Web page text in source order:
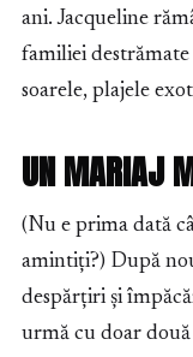
ani. Jacqueline
familiei
soarele, plajele
UN MARIAJ
(Nu e prima dată
amintiți?) După
despărțiri și
urmă cu doar